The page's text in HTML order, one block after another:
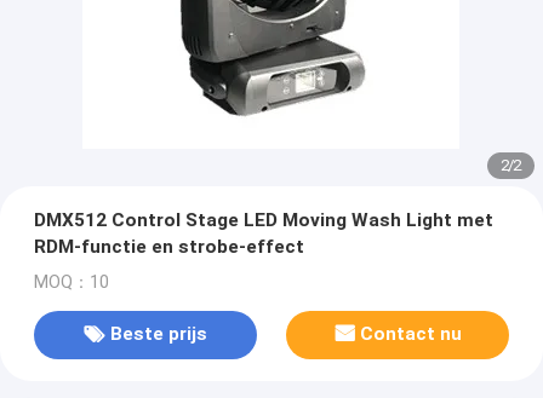
2/2
DMX512 Control Stage LED Moving Wash Light met
RDM-functie en strobe-effect
MOQ：10
Beste prijs Contact nu